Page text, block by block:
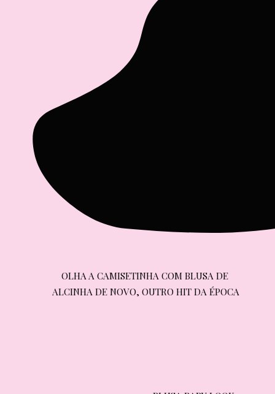
OLHA A CAMISETINHA COM BLUSA DE
ALCINHA DE NOVO, OUTRO HIT DA ÉPOCA
OLHA A CAMISETINHA COM BLUSA DE
ALCINHA DE NOVO, OUTRO HIT DA ÉPOCA